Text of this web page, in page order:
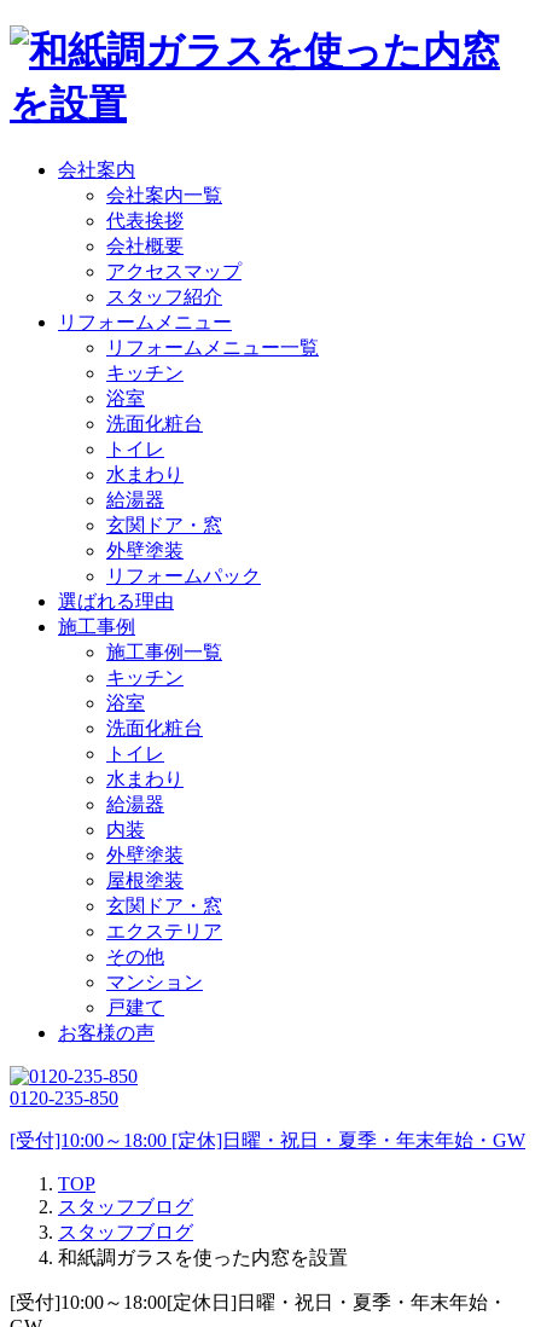
会社案内
会社案内一覧
代表挨拶
会社概要
アクセスマップ
スタッフ紹介
リフォームメニュー
リフォームメニュー一覧
キッチン
浴室
洗面化粧台
トイレ
水まわり
給湯器
玄関ドア・窓
外壁塗装
リフォームパック
選ばれる理由
施工事例
施工事例一覧
キッチン
浴室
洗面化粧台
トイレ
水まわり
給湯器
内装
外壁塗装
屋根塗装
玄関ドア・窓
エクステリア
その他
マンション
戸建て
お客様の声
0120-235-850
[受付]10:00～18:00 [定休]日曜・祝日・夏季・年末年始・GW
TOP
スタッフブログ
スタッフブログ
和紙調ガラスを使った内窓を設置
[受付]10:00～18:00[定休日]日曜・祝日・夏季・年末年始・